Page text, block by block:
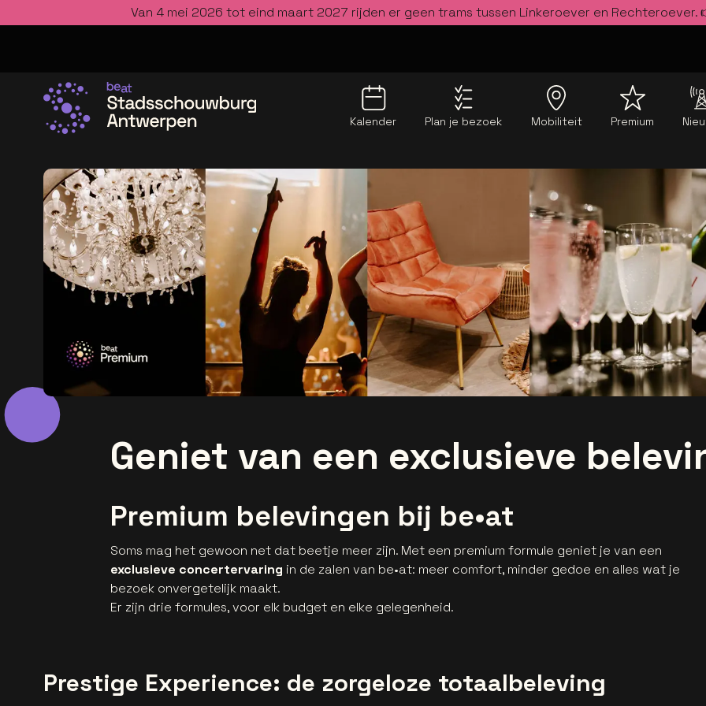
Van 4 mei 2026 tot eind maart 2027 rijden er geen trams tussen Linkeroever en Rechteroever.
Kalender Plan je bezoek Mobiliteit Premium
Geniet van een exclusieve
Premium belevingen bij be•at
Soms mag het gewoon net dat beetje meer zijn. Met een premium formule geniet je van een
exclusieve concertervaring in de zalen van be•at: meer comfort, minder gedoe en alles wat je
bezoek onvergetelijk maakt.
Er zijn drie formules, voor elk budget en elke gelegenheid.
Prestige Experience: de zorgeloze totaalbeleving